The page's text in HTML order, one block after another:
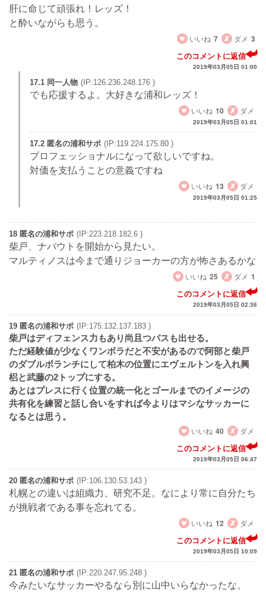
肝に命じて頑張れ！レッズ！
と酔いながらも思う。
いいね 7 ダメ 3
このコメントに返信
2019年03月05日 01:00
17.1 同一人物 (IP:126.236.248.176 )
でも応援するよ。大好きな浦和レッズ！
いいね 10 ダメ
2019年03月05日 01:01
17.2 匿名の浦和サポ (IP:119.224.175.80 )
プロフェッショナルになって欲しいですね。
対価を支払うことの意義ですね
いいね 13 ダメ
2019年03月05日 01:25
18 匿名の浦和サポ (IP:223.218.182.6 )
柴戸、ナバウトを開始から見たい。
マルティノスは今まで通りジョーカーの方が怖さあるかな
いいね 25 ダメ 1
このコメントに返信
2019年03月05日 02:36
19 匿名の浦和サポ (IP:175.132.137.183 )
柴戸はディフェンス力もあり尚且つパスも出せる。
ただ経験値が少なくワンボラだと不安があるので阿部と柴戸
のダブルボランチにして柏木の位置にエヴェルトンを入れ興
梠と武藤の2トップにする。
あとはプレスに行く位置の統一化とゴールまでのイメージの
共有化を練習と話し合いをすれば今よりはマシなサッカーに
なるとは思う。
いいね 40 ダメ
このコメントに返信
2019年03月05日 06:47
20 匿名の浦和サポ (IP:106.130.53.143 )
札幌との違いは組織力、研究不足。なにより常に自分たち
が挑戦者である事を忘れてる。
いいね 12 ダメ
このコメントに返信
2019年03月05日 10:09
21 匿名の浦和サポ (IP:220.247.95.248 )
今みたいなサッカーやるなら別に山中いらなかったな。